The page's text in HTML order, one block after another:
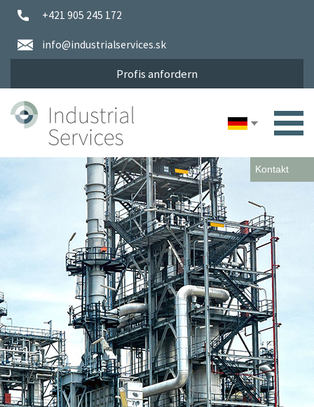
+421 905 245 172
info@industrialservices.sk
Profis anfordern
Kontakt
Datenbank
von
37.000
geprüften
Profis